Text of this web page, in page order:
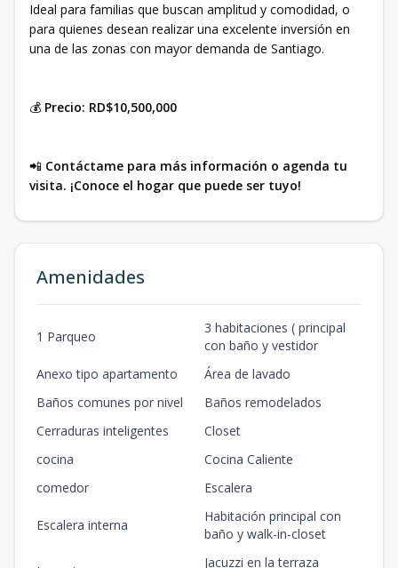
Ideal para familias que buscan amplitud y comodidad, o
para quienes desean realizar una excelente inversión en
una de las zonas con mayor demanda de Santiago.
💰 Precio: RD$10,500,000
📲 Contáctame para más información o agenda tu
visita. ¡Conoce el hogar que puede ser tuyo!
Amenidades
1 Parqueo
3 habitaciones ( principal
con baño y vestidor
Anexo tipo apartamento
Área de lavado
Baños comunes por nivel
Baños remodelados
Cerraduras inteligentes
Closet
cocina
Cocina Caliente
comedor
Escalera
Escalera interna
Habitación principal con
baño y walk-in-closet
Jacuzzi en la terraza